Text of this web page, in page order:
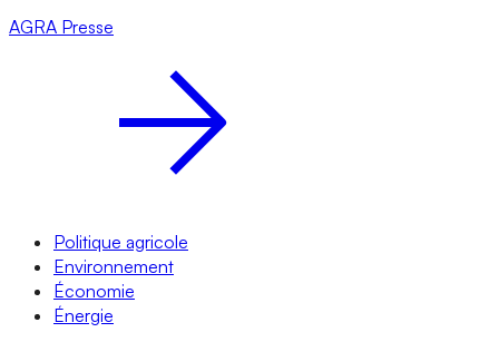
AGRA Presse
Politique agricole
Environnement
Économie
Énergie